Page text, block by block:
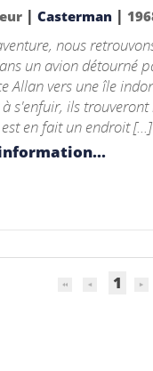
| Casterman |
nous
un avion détourné
Allan vers une île
à s'enfuir, ils
en fait un endroit [...]
1